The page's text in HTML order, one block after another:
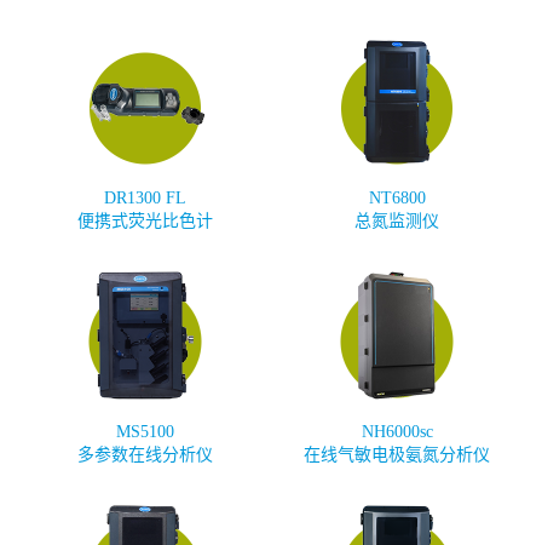
DR1300 FL
便携式荧光比色计
NT6800
总氮监测仪
MS5100
多参数在线分析仪
NH6000sc
在线气敏电极氨氮分析仪